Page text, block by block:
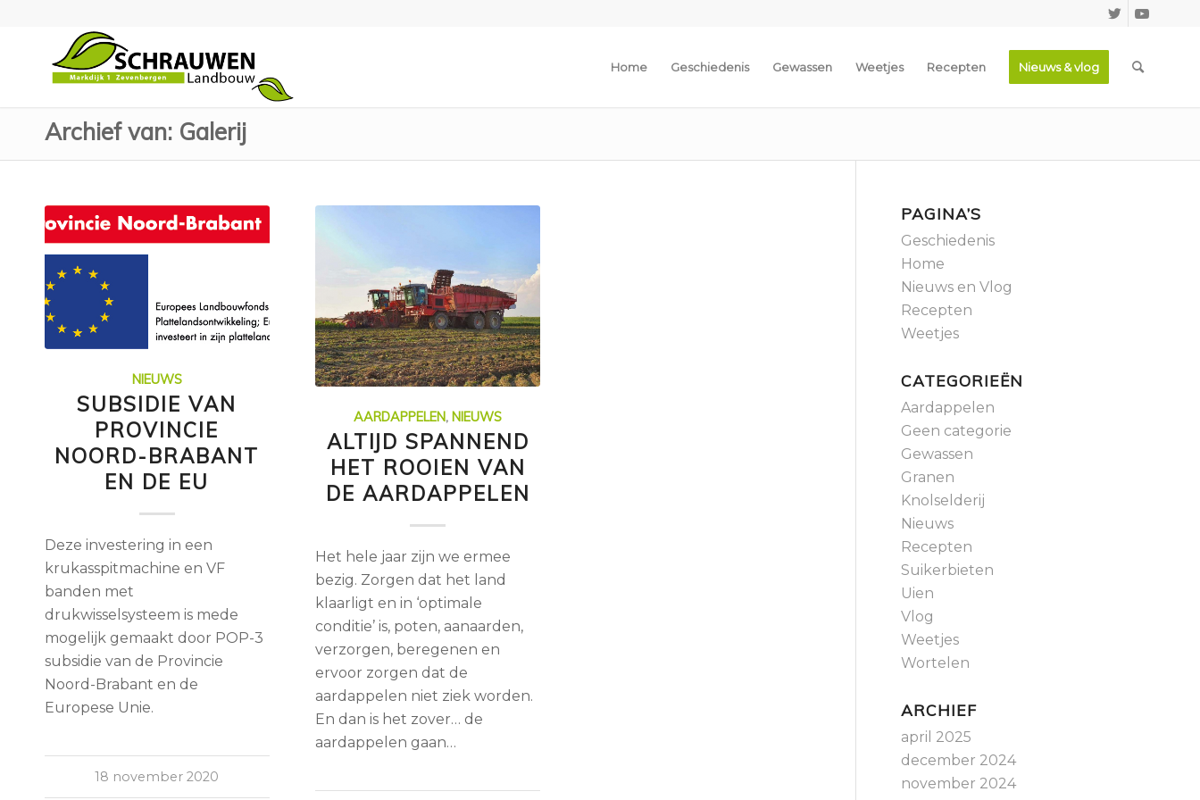
Home Geschiedenis Gewassen Weetjes Recepten Nieuws & vlog
Archief van: Galerij
NIEUWS
SUBSIDIE VAN
PROVINCIE
NOORD-BRABANT
EN DE EU
Deze investering in een
krukasspitmachine en VF
banden met
drukwisselsysteem is mede
mogelijk gemaakt door POP-3
subsidie van de Provincie
Noord-Brabant en de
Europese Unie.
18 november 2020
AARDAPPELEN, NIEUWS
ALTIJD SPANNEND
HET ROOIEN VAN
DE AARDAPPELEN
Het hele jaar zijn we ermee
bezig. Zorgen dat het land
klaarligt en in ‘optimale
conditie’ is, poten, aanaarden,
verzorgen, beregenen en
ervoor zorgen dat de
aardappelen niet ziek worden.
En dan is het zover… de
aardappelen gaan…
PAGINA’S
Geschiedenis
Home
Nieuws en Vlog
Recepten
Weetjes
CATEGORIEËN
Aardappelen
Geen categorie
Gewassen
Granen
Knolselderij
Nieuws
Recepten
Suikerbieten
Uien
Vlog
Weetjes
Wortelen
ARCHIEF
april 2025
december 2024
november 2024